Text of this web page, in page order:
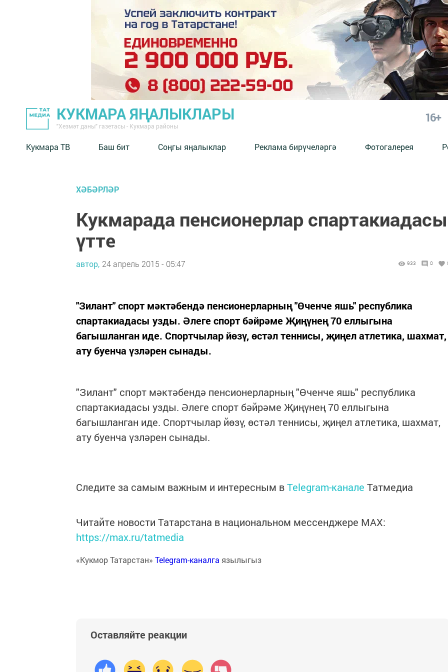
КУКМАРА ЯҢАЛЫКЛАРЫ
"Хезмәт даны" газетасы - Кукмара районы
16+
Кукмара ТВ Баш бит Соңгы яңалыклар Реклама бирүчеләргә Фотогалерея
ХӘБӘРЛӘР
Кукмарада пенсионерлар спартакиадасы
үтте
автор, 24 апрель 2015 - 05:47 933 0
"Зилант" спорт мәктәбендә пенсионерларның "Өченче яшь" республика
спартакиадасы узды. Әлеге спорт бәйрәме Җиңүнең 70 еллыгына
багышланган иде. Спортчылар йөзү, өстәл теннисы, җиңел атлетика, шахмат,
ату буенча үзләрен сынады.
"Зилант" спорт мәктәбендә пенсионерларның "Өченче яшь" республика
спартакиадасы узды. Әлеге спорт бәйрәме Җиңүнең 70 еллыгына
багышланган иде. Спортчылар йөзү, өстәл теннисы, җиңел атлетика, шахмат,
ату буенча үзләрен сынады.
Следите за самым важным и интересным вTelegram-канале Татмедиа
Читайте новости Татарстана в национальном мессенджере MАХ:
https://max.ru/tatmedia
«Кукмор Татарстан» Telegram-каналга язылыгыз
Оставляйте реакции